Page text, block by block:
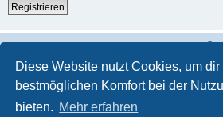
Diese Website nutzt Cookies, um dir
bestmöglichen Komfort bei der
bieten. Mehr erfahren
Registrieren